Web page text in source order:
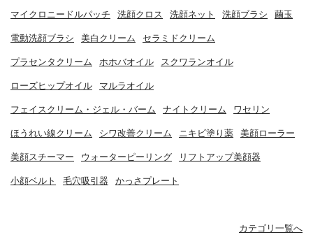
マイクロニードルパッチ 洗顔クロス 洗顔ネット 洗顔ブラシ 繭玉
電動洗顔ブラシ 美白クリーム セラミドクリーム
プラセンタクリーム ホホバオイル スクワランオイル
ローズヒップオイル マルラオイル
フェイスクリーム・ジェル・バーム ナイトクリーム ワセリン
ほうれい線クリーム シワ改善クリーム ニキビ塗り薬 美顔ローラー
美顔スチーマー ウォーターピーリング リフトアップ美顔器
小顔ベルト 毛穴吸引器 かっさプレート
カテゴリ一覧へ